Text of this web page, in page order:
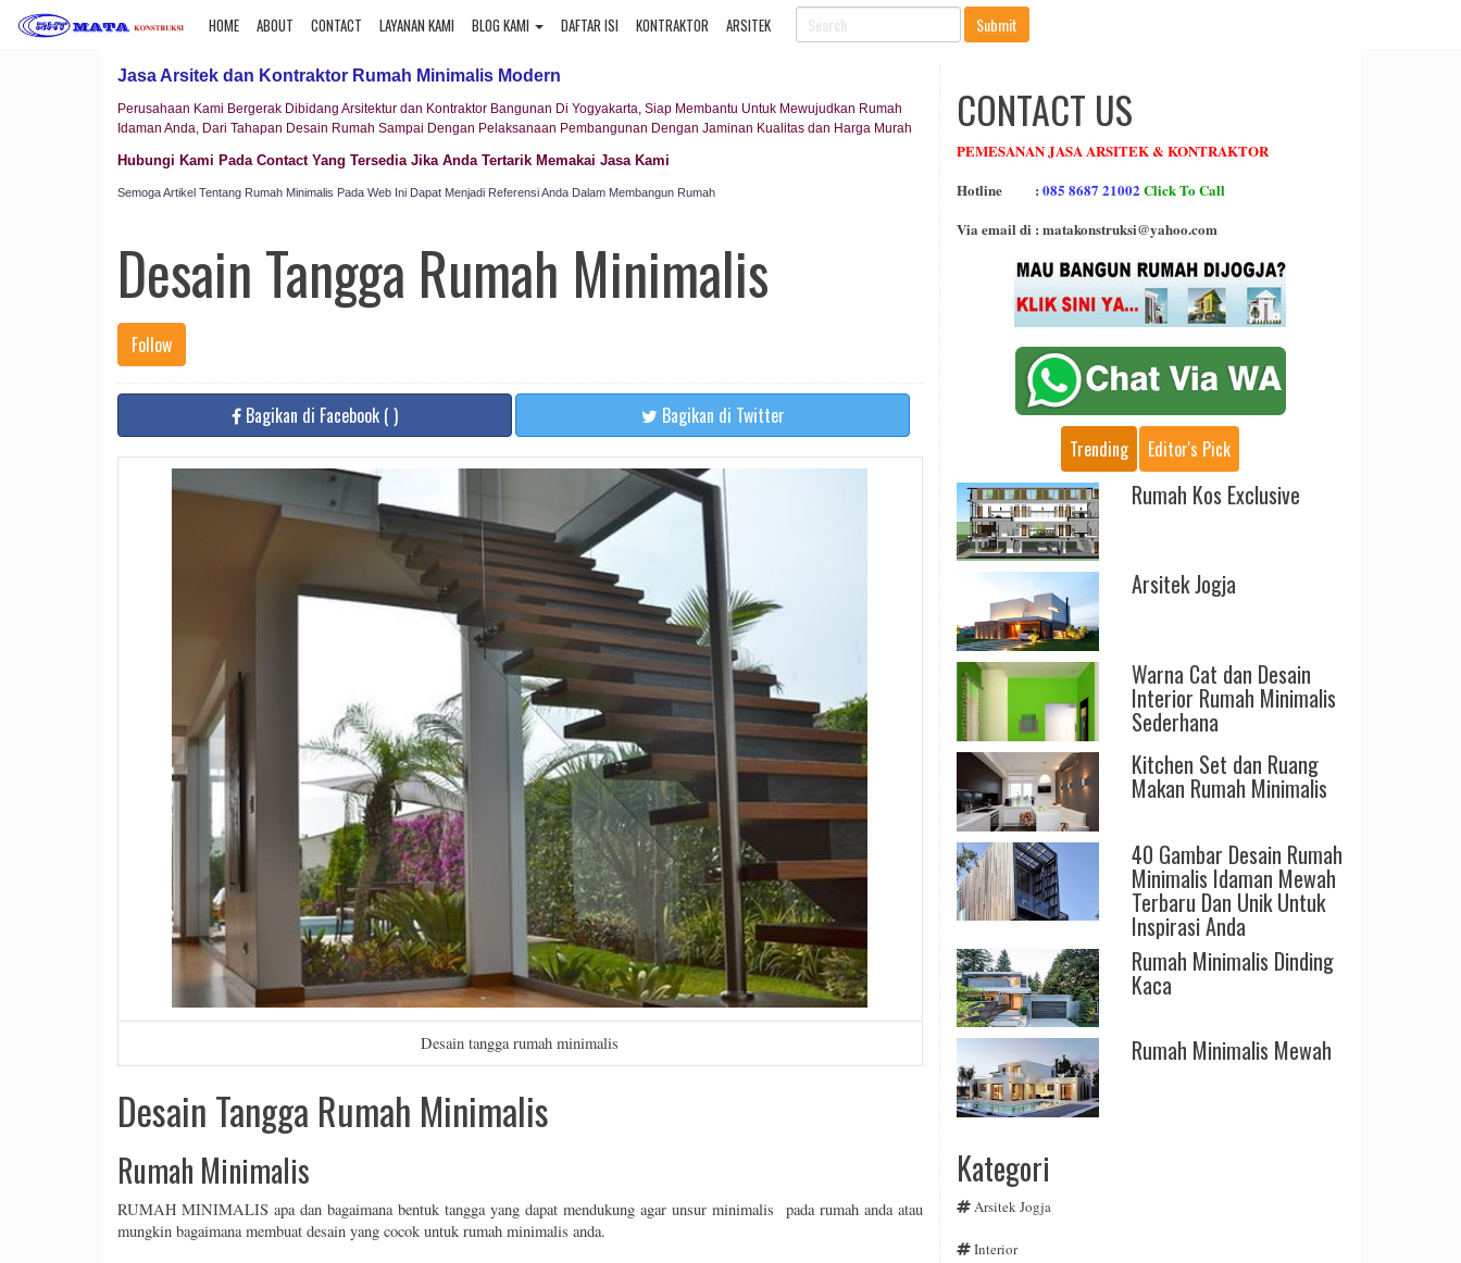
HOME ABOUT CONTACT LAYANAN KAMI BLOG KAMI DAFTAR ISI KONTRAKTOR ARSITEK Submit
Jasa Arsitek dan Kontraktor Rumah Minimalis Modern
Perusahaan Kami Bergerak Dibidang Arsitektur dan Kontraktor Bangunan Di Yogyakarta, Siap Membantu Untuk Mewujudkan Rumah
Idaman Anda, Dari Tahapan Desain Rumah Sampai Dengan Pelaksanaan Pembangunan Dengan Jaminan Kualitas dan Harga Murah
Hubungi Kami Pada Contact Yang Tersedia Jika Anda Tertarik Memakai Jasa Kami
Semoga Artikel Tentang Rumah Minimalis Pada Web Ini Dapat Menjadi Referensi Anda Dalam Membangun Rumah
Desain Tangga Rumah Minimalis
Follow
Bagikan di Facebook ( ) Bagikan di Twitter
Desain tangga rumah minimalis
Desain Tangga Rumah Minimalis
Rumah Minimalis
RUMAH MINIMALIS apa dan bagaimana bentuk tangga yang dapat mendukung agar unsur minimalis pada rumah anda atau
mungkin bagaimana membuat desain yang cocok untuk rumah minimalis anda.
CONTACT US
PEMESANAN JASA ARSITEK & KONTRAKTOR
Hotline
: 085 8687 21002Click To Call
Via email di : matakonstruksi@yahoo.com
Trending Editor's Pick
Rumah Kos Exclusive
Arsitek Jogja
Warna Cat dan Desain
Interior Rumah Minimalis
Sederhana
Kitchen Set dan Ruang
Makan Rumah Minimalis
40 Gambar Desain Rumah
Minimalis Idaman Mewah
Terbaru Dan Unik Untuk
Inspirasi Anda
Rumah Minimalis Dinding
Kaca
Rumah Minimalis Mewah
Kategori
Arsitek Jogja
Interior